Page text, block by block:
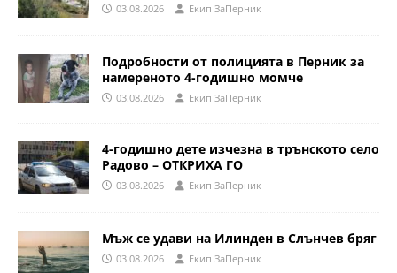
03.08.2026 Eкип ЗаПерник
Подробности от полицията в Перник за
намереното 4-годишно момче
03.08.2026 Eкип ЗаПерник
4-годишно дете изчезна в трънското село
Радово – ОТКРИХА ГО
03.08.2026 Eкип ЗаПерник
Мъж се удави на Илинден в Слънчев бряг
03.08.2026 Eкип ЗаПерник